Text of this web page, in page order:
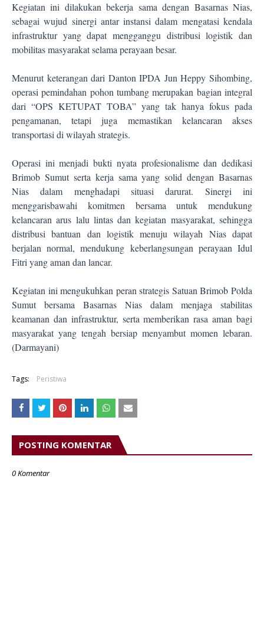
Kegiatan ini dilakukan bekerja sama dengan Basarnas Nias,
sebagai wujud sinergi antar instansi dalam mengatasi kendala
infrastruktur yang dapat mengganggu distribusi logistik dan
mobilitas masyarakat selama perayaan besar.
Menurut keterangan dari Danton IPDA Jun Heppy Sihombing,
operasi pemindahan pohon tumbang merupakan bagian integral
dari “OPS KETUPAT TOBA” yang tak hanya fokus pada
pengamanan, tetapi juga memastikan kelancaran akses
transportasi di wilayah strategis.
Operasi ini menjadi bukti nyata profesionalisme dan dedikasi
Brimob Sumut serta kerja sama yang solid dengan Basarnas
Nias dalam menghadapi situasi darurat. Sinergi ini
menggarisbawahi komitmen bersama untuk mendukung
kelancaran arus lalu lintas dan kegiatan masyarakat, sehingga
distribusi bantuan dan logistik menuju wilayah Nias dapat
berjalan normal, mendukung keberlangsungan perayaan Idul
Fitri yang aman dan lancar.
Kegiatan ini mengukuhkan peran strategis Satuan Brimob Polda
Sumut bersama Basarnas Nias dalam menjaga stabilitas
keamanan dan infrastruktur, serta memberikan rasa aman bagi
masyarakat yang tengah bersiap menyambut momen lebaran.
(Darmayani)
Tags: Peristiwa
POSTING KOMENTAR
0 Komentar